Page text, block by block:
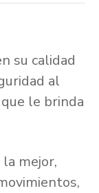
su calidad
al
le brinda
mejor,